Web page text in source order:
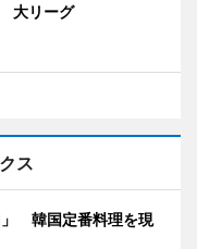
大リーグ
ス
」 韓国定番料理を現